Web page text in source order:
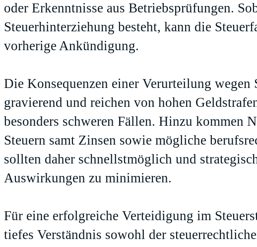
oder Erkenntnisse aus Betriebsprüfungen.
Steuerhinterziehung besteht, kann die
vorherige Ankündigung.
Die Konsequenzen einer Verurteilung wegen
gravierend und reichen von hohen
besonders schweren Fällen. Hinzu kommen
Steuern samt Zinsen sowie mögliche
sollten daher schnellstmöglich und
Auswirkungen zu minimieren.
Für eine erfolgreiche Verteidigung im
tiefes Verständnis sowohl der